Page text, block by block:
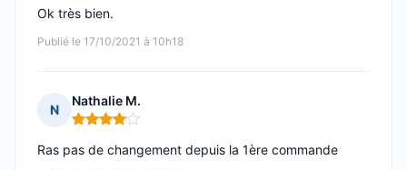
Publié le 17/10/2021 à 10h18
Ok très bien.
N
Nathalie M.
Note : 4 sur 5
Ras pas de changement depuis la 1ère commande